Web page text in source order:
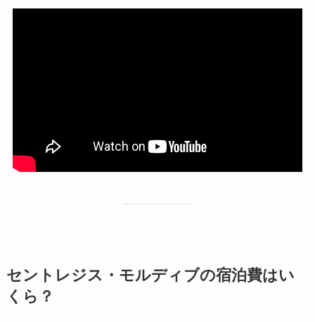
セントレジス・モルディブの宿泊費はい
くら？